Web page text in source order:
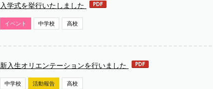
入学式を挙行いたしました
イベント 中学校 高校
新入生オリエンテーションを行いました
中学校 活動報告 高校